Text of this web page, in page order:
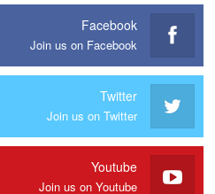
Facebook
Join us on Facebook
Twitter
Join us on Twitter
Youtube
Join us on Youtube